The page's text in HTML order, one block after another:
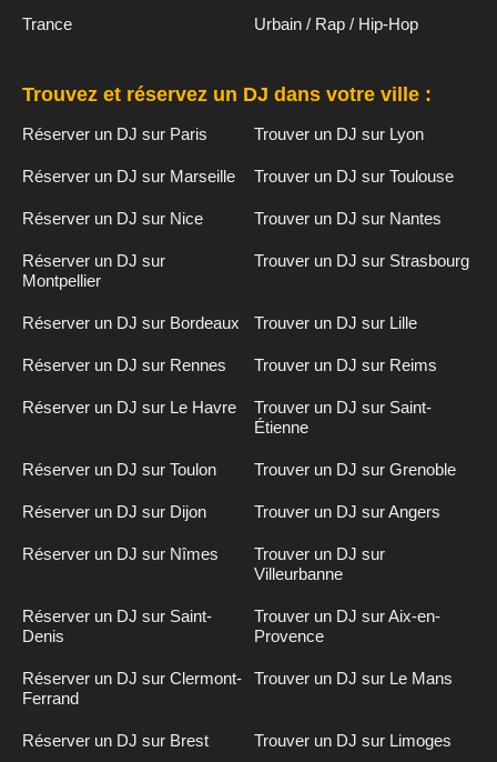
Trance Urbain / Rap / Hip-Hop
Trouvez et réservez un DJ dans votre ville :
Réserver un DJ sur Paris Trouver un DJ sur Lyon
Réserver un DJ sur Marseille Trouver un DJ sur Toulouse
Réserver un DJ sur Nice Trouver un DJ sur Nantes
Réserver un DJ sur
Montpellier
Trouver un DJ sur Strasbourg
Réserver un DJ sur Bordeaux Trouver un DJ sur Lille
Réserver un DJ sur Rennes Trouver un DJ sur Reims
Réserver un DJ sur Le Havre
Trouver un DJ sur Saint-
Étienne
Réserver un DJ sur Toulon Trouver un DJ sur Grenoble
Réserver un DJ sur Dijon Trouver un DJ sur Angers
Réserver un DJ sur Nîmes
Trouver un DJ sur
Villeurbanne
Réserver un DJ sur Saint-
Denis
Trouver un DJ sur Aix-en-
Provence
Réserver un DJ sur Clermont-
Ferrand
Trouver un DJ sur Le Mans
Réserver un DJ sur Brest Trouver un DJ sur Limoges